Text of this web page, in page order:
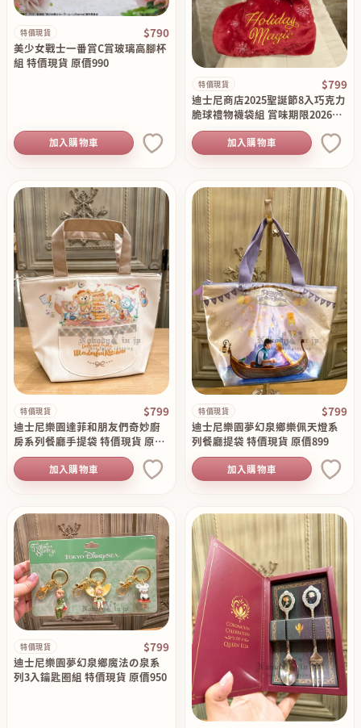
特價現貨 $790
美少女戰士一番賞C賞玻璃高腳杯
組 特價現貨 原價990
加入購物車
特價現貨 $799
迪士尼商店2025聖誕節8入巧克力
脆球禮物襪袋組 賞味期限2026／
04／19現貨 特價原價990
加入購物車
特價現貨 $799
迪士尼樂園達菲和朋友們奇妙廚
房系列餐廳手提袋 特價現貨 原價
899
加入購物車
特價現貨 $799
迪士尼樂園夢幻泉鄉樂佩天燈系
列餐廳提袋 特價現貨 原價899
加入購物車
特價現貨 $799
迪士尼樂園夢幻泉鄉魔法の泉系
列3入鑰匙圈組 特價現貨 原價950